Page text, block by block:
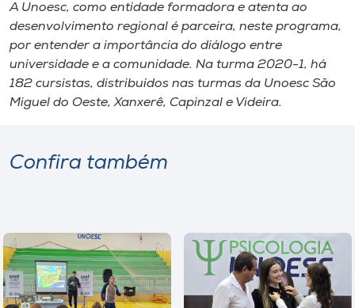
A Unoesc, como entidade formadora e atenta ao
desenvolvimento regional é parceira, neste programa,
por entender a importância do diálogo entre
universidade e a comunidade. Na turma 2020-1, há
182 cursistas, distribuídos nas turmas da Unoesc São
Miguel do Oeste, Xanxerê, Capinzal e Videira.
Confira também